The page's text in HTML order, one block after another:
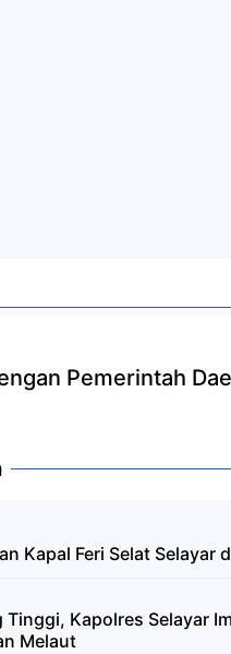
Pemerintah
Kapal Feri Selat Selayar
Kapolres Selayar
Melaut